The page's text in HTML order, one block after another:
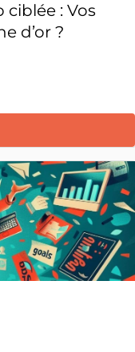
ciblée : Vos
d’or ?